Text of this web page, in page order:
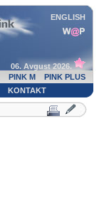
ENGLISH
06. Avgust 2026.
PINK M
PINK PLUS
KONTAKT